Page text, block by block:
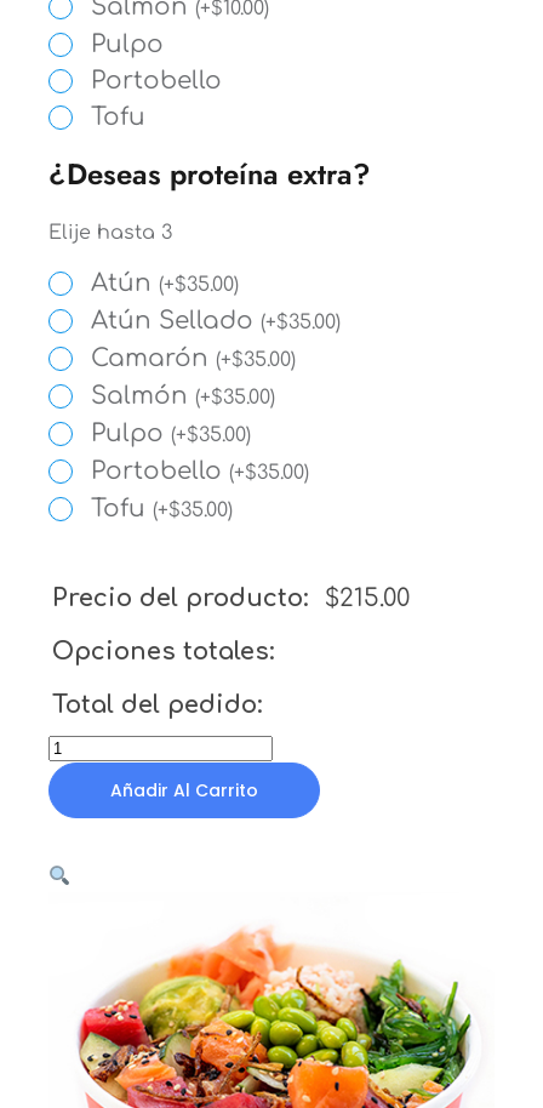
Salmón (+$10.00)
Pulpo
Portobello
Tofu
¿Deseas proteína extra?
Elije hasta 3
Atún (+$35.00)
Atún Sellado (+$35.00)
Camarón (+$35.00)
Salmón (+$35.00)
Pulpo (+$35.00)
Portobello (+$35.00)
Tofu (+$35.00)
Precio del producto: $215.00
Opciones totales:
Total del pedido:
Añadir Al Carrito